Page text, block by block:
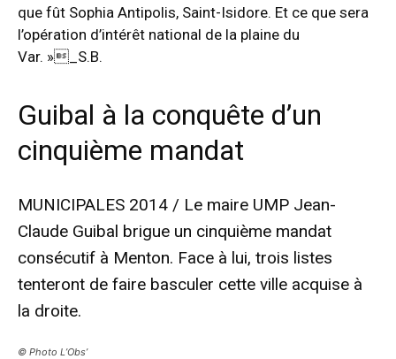
que fût Sophia Antipolis, Saint-Isidore. Et ce que sera
l’opération d’intérêt national de la plaine du
Var. »_S.B.
Guibal à la conquête d’un
cinquième mandat
MUNICIPALES 2014 / Le maire UMP Jean-
Claude Guibal brigue un cinquième mandat
consécutif à Menton. Face à lui, trois listes
tenteront de faire basculer cette ville acquise à
la droite.
© Photo L’Obs’